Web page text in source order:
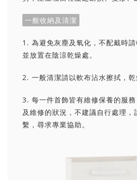
一般收納及清潔
1. 為避免灰塵及氧化，不配戴時請
並放置在陰涼乾燥處。
2. 一般清潔請以軟布沾水擦拭，乾
3. 每一件首飾皆有維修保養的服
及維修的狀況，不建議自行處理，
繫，尋求專業協助。